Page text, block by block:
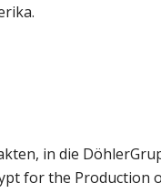
in die
for the Production